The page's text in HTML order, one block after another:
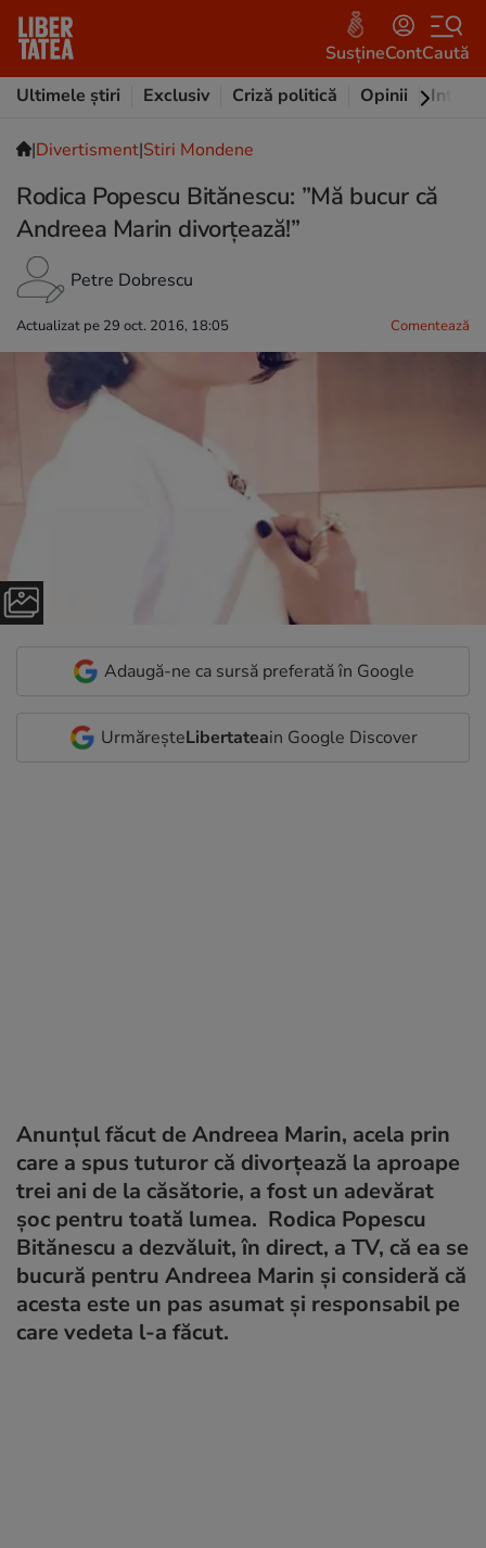
SusțineContCaută
Ultimele știri
Exclusiv Criză politică Opinii
|Divertisment|Stiri Mondene
Rodica Popescu Bitănescu: ”Mă bucur că
Andreea Marin divorțează!”
Petre Dobrescu
Actualizat pe 29 oct. 2016, 18:05 Comentează
Adaugă-ne ca sursă preferată în Google
UrmăreșteLibertateain Google Discover
Anunțul făcut de Andreea Marin, acela prin
care a spus tuturor că divorțează la aproape
trei ani de la căsătorie, a fost un adevărat
șoc pentru toată lumea. Rodica Popescu
Bitănescu a dezvăluit, în direct, a TV, că ea se
bucură pentru Andreea Marin și consideră că
acesta este un pas asumat și responsabil pe
care vedeta l-a făcut.